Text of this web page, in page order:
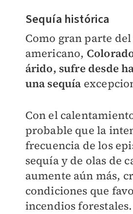
Sequía histórica
Como gran parte del
americano,
árido, sufre desde
una sequía
Con el
probable que la
frecuencia de los
sequía y de olas de
aumente aún más,
condiciones que
incendios forestales.